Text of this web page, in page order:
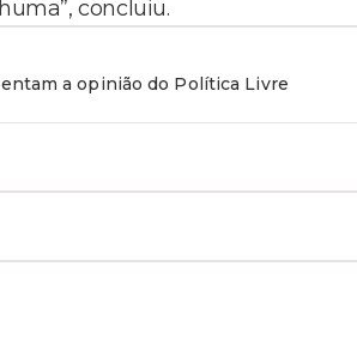
concluiu.
a opinião do Política Livre